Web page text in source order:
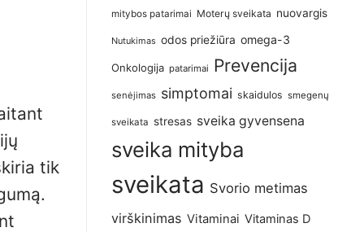
tik
mitybos patarimai Moterų sveikata nuovargis
Nutukimas odos priežiūra omega-3
Onkologija patarimai Prevencija
senėjimas simptomai skaidulos smegenų
sveikata stresas sveika gyvensena
sveika mityba
sveikata Svorio metimas
virškinimas Vitaminai Vitaminas D